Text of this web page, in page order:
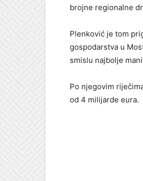
brojne regionalne
Plenković je tom
gospodarstva u
smislu najbolje
Po njegovim
od 4 milijarde eura.